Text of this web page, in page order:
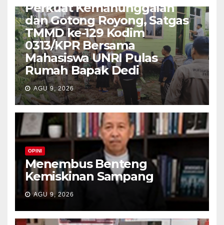
Perkuat Kemanunggalan
dan Gotong Royong, Satgas
TMMD ke-129 Kodim
0313/KPR Bersama
Mahasiswa UNRI Pulas
Rumah Bapak Dedi
AGU 9, 2026
OPINI
Menembus Benteng
Kemiskinan Sampang
AGU 9, 2026